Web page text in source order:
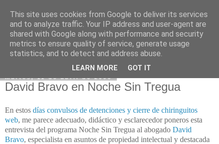
martes, 11 de abril de 2006
David Bravo en Noche Sin Tregua
En estos días convulsos de detenciones y cierre de chiringuitos
web, me parece adecuado, didáctico y esclarecedor poneros esta
entrevista del programa Noche Sin Tregua al abogado David
Bravo, especialista en asuntos de propiedad intelectual y destacada
This site uses cookies from Google to deliver its services
and to analyze traffic. Your IP address and user-agent are
shared with Google along with performance and security
metrics to ensure quality of service, generate usage
statistics, and to detect and address abuse.
LEARN MORE GOT IT